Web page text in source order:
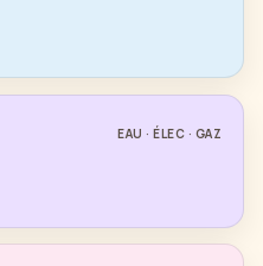
EAU · ÉLEC · GAZ